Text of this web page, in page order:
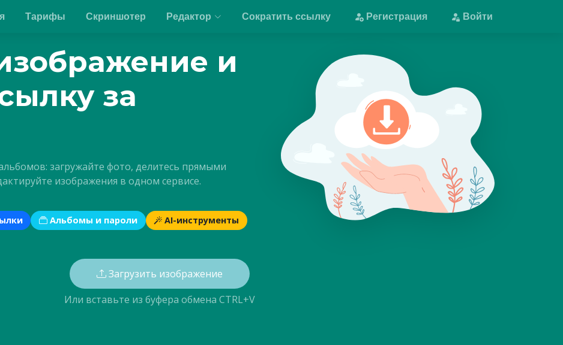
Тарифы Скриншотер Редактор Сократить ссылку Регистрация Войти
и
за
загружайте фото, делитесь прямыми
изображения в одном сервисе.
Альбомы и пароли AI-инструменты
Загрузить изображение
Загрузить еще
Или вставьте из буфера обмена CTRL+V